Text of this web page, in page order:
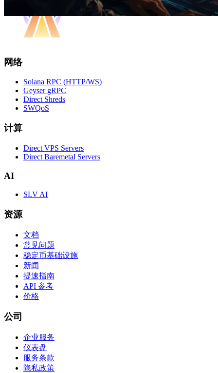
网络
Solana RPC (HTTP/WS)
Geyser gRPC
Direct Shreds
SWQoS
计算
Direct VPS Servers
Direct Baremetal Servers
AI
SLV AI
资源
文档
常见问题
稳定币基础设施
新闻
提速指南
API 参考
价格
公司
企业服务
仪表盘
服务条款
隐私政策